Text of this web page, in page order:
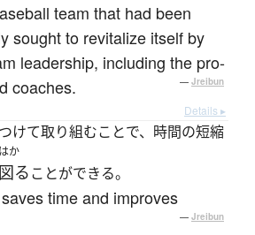
team that had been
sought to revitalize itself by
leadership, including the pro-
coaches.
— Jreibun
Details ▸
けて取り組むことで、時間の短縮
はか
図ることができる。
time and improves
— Jreibun